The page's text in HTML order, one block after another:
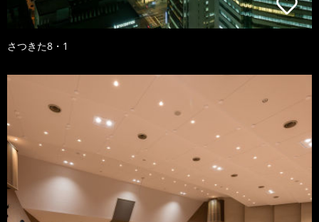
さつきた8・1